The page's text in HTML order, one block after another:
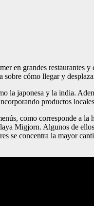
en grandes
sobre cómo llegar y
la japonesa y la india.
productos
como corresponde a
Migjorn. Algunos de
se concentra la mayor